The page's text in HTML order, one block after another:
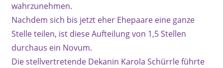
wahrzunehmen.
Nachdem sich bis jetzt eher Ehepaare eine ganze
Stelle teilen, ist diese Aufteilung von 1,5 Stellen
durchaus ein Novum.
Die stellvertretende Dekanin Karola Schürrle führte